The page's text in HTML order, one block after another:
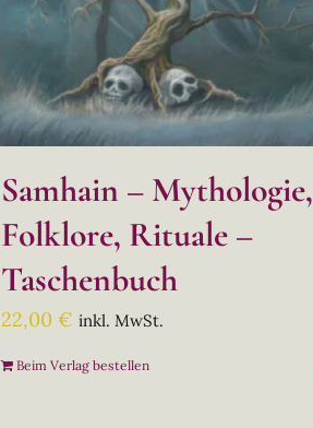
Samhain – Mythologie,
Folklore, Rituale –
Taschenbuch
22,00 € inkl. MwSt.
Beim Verlag bestellen